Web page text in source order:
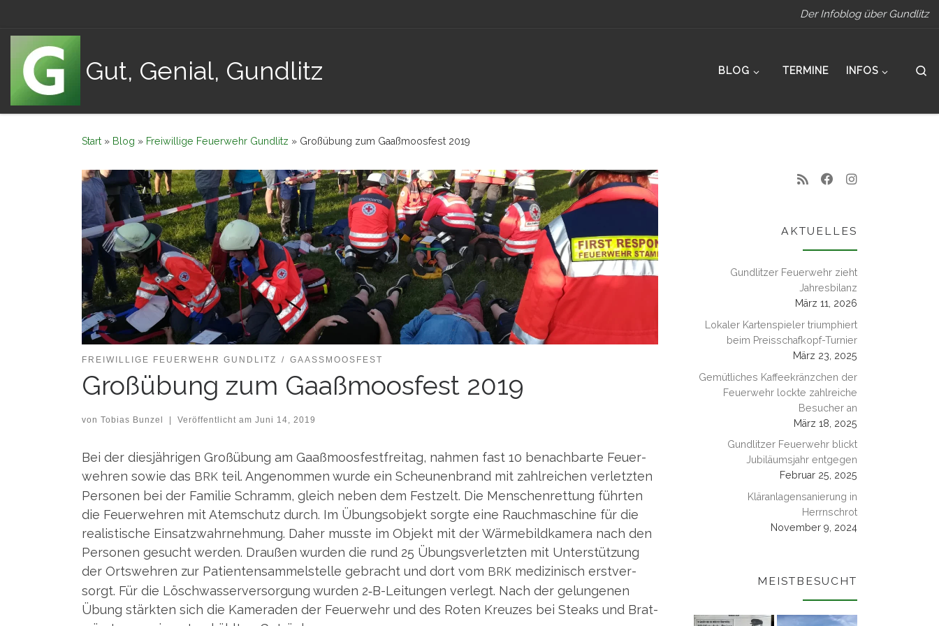
Der Infoblog über Gundlitz
Gut, Genial, Gundlitz BLOG TERMINE INFOS
Start » Blog » Freiwillige Feuerwehr Gundlitz » Großübung zum Gaaßmoosfest 2019
FREIWILLIGE FEUERWEHR GUNDLITZ GAASSMOOSFEST
Großübung zum Gaaßmoosfest 2019
von Tobias Bunzel | Veröffentlicht am Juni 14, 2019
Bei der dies­jäh­ri­gen Groß­übung am Gaaß­moos­fest­frei­tag, nah­men fast 10 benach­bar­te Feu­er­
weh­ren sowie das BRK teil. Ange­nom­men wur­de ein Scheu­nen­brand mit zahl­rei­chen ver­letz­ten
Per­so­nen bei der Fami­lie Schramm, gleich neben dem Fest­zelt. Die Men­schen­ret­tung führ­ten
die Feu­er­weh­ren mit Atem­schutz durch. Im Übungs­ob­jekt sorg­te eine Rauch­ma­schi­ne für die
rea­lis­ti­sche Ein­satz­wahr­neh­mung. Daher muss­te im Objekt mit der Wär­me­bild­ka­me­ra nach den
Per­so­nen gesucht wer­den. Drau­ßen wur­den die rund 25 Übungs­ver­letz­ten mit Unter­stüt­zung
der Orts­weh­ren zur Pati­en­ten­sam­mel­stel­le gebracht und dort vom BRK medi­zi­nisch erst­ver­
sorgt. Für die Lösch­was­ser­ver­sor­gung wur­den 2‑B-Lei­tun­gen ver­legt. Nach der gelun­ge­nen
Übung stärk­ten sich die Kame­ra­den der Feu­er­wehr und des Roten Kreu­zes bei Steaks und Brat­
AKTUELLES
Gundlitzer Feuerwehr zieht
Jahresbilanz
März 11, 2026
Lokaler Kartenspieler triumphiert
beim Preisschafkopf-Turnier
März 23, 2025
Gemütliches Kaffeekränzchen der
Feuerwehr lockte zahlreiche
Besucher an
März 18, 2025
Gundlitzer Feuerwehr blickt
Jubiläumsjahr entgegen
Februar 25, 2025
Kläranlagensanierung in
Herrnschrot
November 9, 2024
MEISTBESUCHT